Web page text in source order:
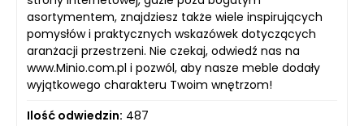
asortymentem, znajdziesz także wiele inspirujących
pomysłów i praktycznych wskazówek dotyczących
aranżacji przestrzeni. Nie czekaj, odwiedź nas na
www.Minio.com.pl i pozwól, aby nasze meble dodały
wyjątkowego charakteru Twoim wnętrzom!
Ilość odwiedzin: 487